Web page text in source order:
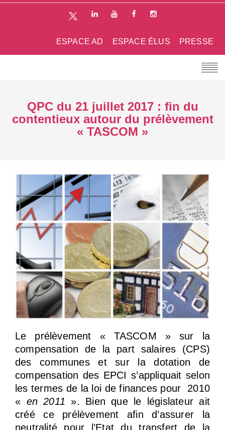
PRESSE
ESPACE ÉLUS
ESPACE AD
QPC du 21 juillet 2017 : fin du
contentieux autour du prélèvement
« TASCOM »
Le prélèvement « TASCOM » sur la
compensation de la part salaires (CPS)
des communes et sur la dotation de
compensation des EPCI s’appliquait selon
les termes de la loi de finances pour 2010
« en 2011 ». Bien que le législateur ait
créé ce prélèvement afin d’assurer la
neutralité pour l’Etat du transfert de la